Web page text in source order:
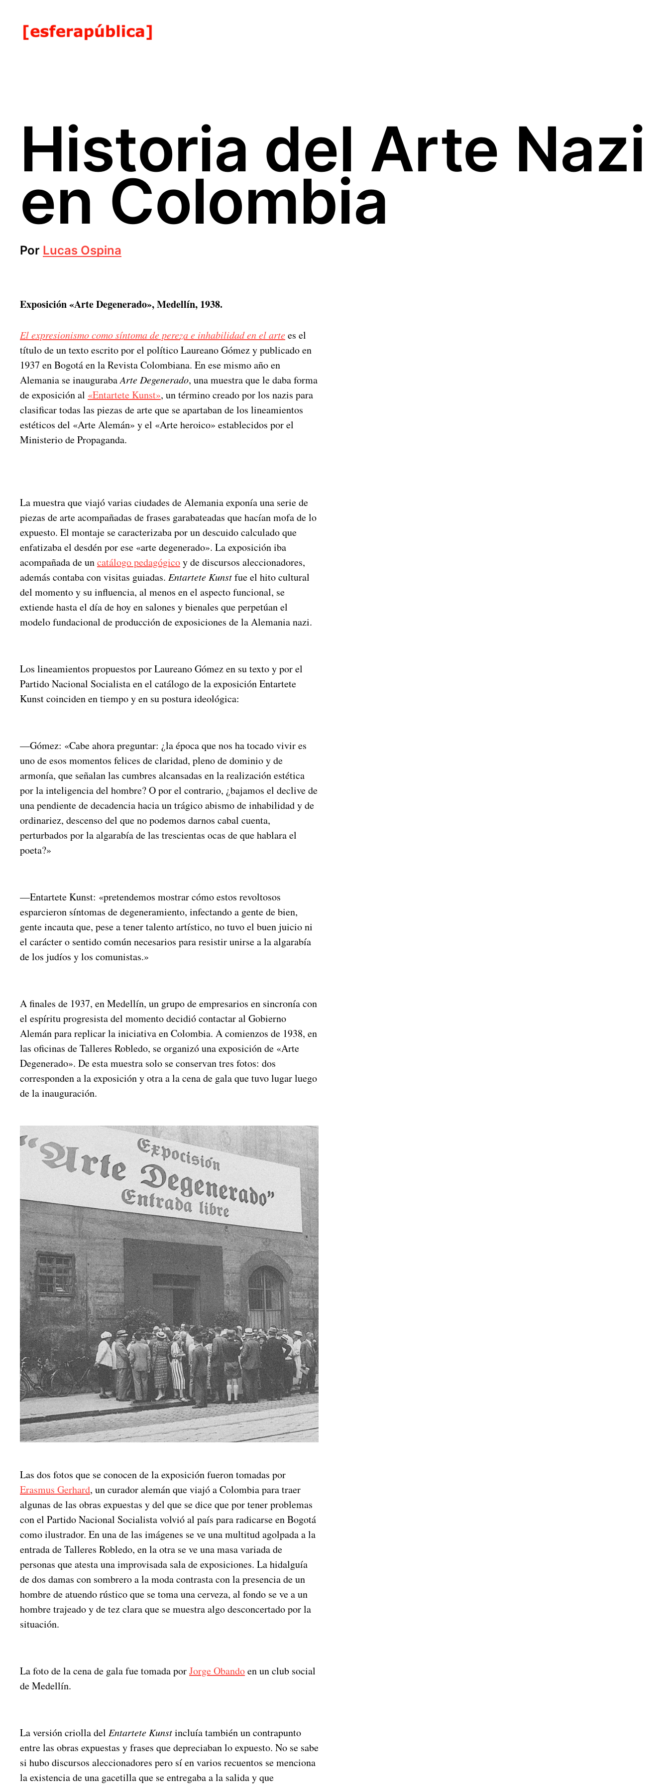
Historia del Arte Nazi
en Colombia
Por Lucas Ospina
Exposición «Arte Degenerado», Medellín, 1938.
El expresionismo como síntoma de pereza e inhabilidad en el artees el
título de un texto escrito por el político Laureano Gómez y publicado en
1937 en Bogotá en la Revista Colombiana. En ese mismo año en
Alemania se inaugurabaArte Degenerado, una muestra que le daba forma
de exposición al «Entartete Kunst», un término creado por los nazis para
clasificar todas las piezas de arte que se apartaban de los lineamientos
estéticos del «Arte Alemán» y el «Arte heroico» establecidos por el
Ministerio de Propaganda.
La muestra que viajó varias ciudades de Alemania exponía una serie de
piezas de arte acompañadas de frases garabateadas que hacían mofa de lo
expuesto. El montaje se caracterizaba por un descuido calculado que
enfatizaba el desdén por ese «arte degenerado». La exposición iba
acompañada de uncatálogo pedagógicoy de discursos aleccionadores,
además contaba con visitas guiadas. Entartete Kunstfue el hito cultural
del momento y su influencia, al menos en el aspecto funcional, se
extiende hasta el día de hoy en salones y bienales que perpetúan el
modelo fundacional de producción de exposiciones de la Alemania nazi.
Los lineamientos propuestos por Laureano Gómez en su texto y por el
Partido Nacional Socialista en el catálogo de la exposición Entartete
Kunst coinciden en tiempo y en su postura ideológica:
—Gómez: «Cabe ahora preguntar: ¿la época que nos ha tocado vivir es
uno de esos momentos felices de claridad, pleno de dominio y de
armonía, que señalan las cumbres alcansadas en la realización estética
por la inteligencia del hombre? O por el contrario, ¿bajamos el declive de
una pendiente de decadencia hacia un trágico abismo de inhabilidad y de
ordinariez, descenso del que no podemos darnos cabal cuenta,
perturbados por la algarabía de las trescientas ocas de que hablara el
poeta?»
—Entartete Kunst: «pretendemos mostrar cómo estos revoltosos
esparcieron síntomas de degeneramiento, infectando a gente de bien,
gente incauta que, pese a tener talento artístico, no tuvo el buen juicio ni
el carácter o sentido común necesarios para resistir unirse a la algarabía
de los judíos y los comunistas.»
A finales de 1937, en Medellín, un grupo de empresarios en sincronía con
el espíritu progresista del momento decidió contactar al Gobierno
Alemán para replicar la iniciativa en Colombia. A comienzos de 1938, en
las oficinas de Talleres Robledo, se organizó una exposición de «Arte
Degenerado». De esta muestra solo se conservan tres fotos: dos
corresponden a la exposición y otra a la cena de gala que tuvo lugar luego
de la inauguración.
Las dos fotos que se conocen de la exposición fueron tomadas por
Erasmus Gerhard, un curador alemán que viajó a Colombia para traer
algunas de las obras expuestas y del que se dice que por tener problemas
con el Partido Nacional Socialista volvió al país para radicarse en Bogotá
como ilustrador. En una de las imágenes se ve una multitud agolpada a la
entrada de Talleres Robledo, en la otra se ve una masa variada de
personas que atesta una improvisada sala de exposiciones. La hidalguía
de dos damas con sombrero a la moda contrasta con la presencia de un
hombre de atuendo rústico que se toma una cerveza, al fondo se ve a un
hombre trajeado y de tez clara que se muestra algo desconcertado por la
situación.
La foto de la cena de gala fue tomada porJorge Obandoen un club social
de Medellín.
La versión criolla del Entartete Kunstincluía también un contrapunto
entre las obras expuestas y frases que depreciaban lo expuesto. No se sabe
si hubo discursos aleccionadores pero sí en varios recuentos se menciona
la existencia de una gacetilla que se entregaba a la salida y que